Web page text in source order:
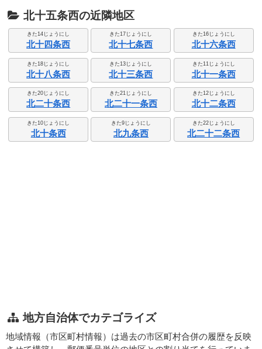
北十五条西の近隣地区
きた14じょうにし
北十四条西
きた17じょうにし
北十七条西
きた16じょうにし
北十六条西
きた18じょうにし
北十八条西
きた13じょうにし
北十三条西
きた11じょうにし
北十一条西
きた20じょうにし
北二十条西
きた21じょうにし
北二十一条西
きた12じょうにし
北十二条西
きた10じょうにし
北十条西
きた9じょうにし
北九条西
きた22じょうにし
北二十二条西
地方自治体でカテゴライズ
地域情報（市区町村情報）は過去の市区町村合併の履歴を反映